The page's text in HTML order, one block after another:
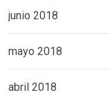
junio 2018
mayo 2018
abril 2018